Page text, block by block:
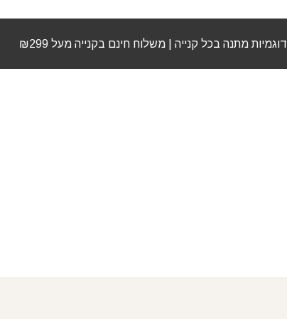
דוגמיות מתנה בכל קנייה | משלוח חינם בקנייה מעל ₪299